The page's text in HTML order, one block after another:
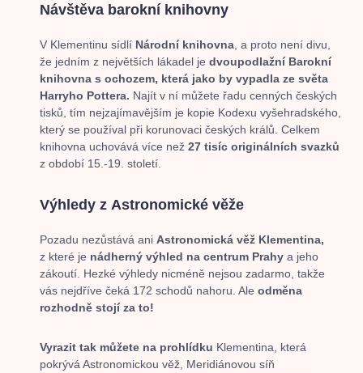
Návštěva barokní knihovny
V Klementinu sídlí Národní knihovna , a proto není divu,
že jedním z největších lákadel je dvoupodlažní Barokní
knihovna s ochozem, která jako by vypadla ze světa
Harryho Pottera. Najít v ní můžete řadu cenných českých
tisků, tím nejzajímavějším je kopie Kodexu vyšehradského,
který se používal při korunovaci českých králů. Celkem
knihovna uchovává více než 27 tisíc originálních svazků
z období 15.-19. století.
Výhledy z Astronomické věže
Pozadu nezůstává ani Astronomická věž Klementina,
z které je nádherný výhled na centrum Prahy a jeho
zákoutí. Hezké výhledy nicméně nejsou zadarmo, takže
vás nejdříve čeká 172 schodů nahoru. Ale odměna
rozhodně stojí za to!
Vyrazit tak můžete na prohlídku Klementina, která
pokrývá Astronomickou věž, Meridiánovou síň